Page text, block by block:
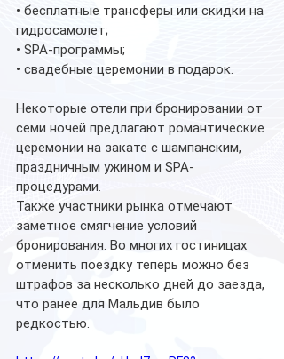
• бесплатные трансферы или скидки на
гидросамолет;
• SPA-программы;
• свадебные церемонии в подарок.
Некоторые отели при бронировании от
семи ночей предлагают романтические
церемонии на закате с шампанским,
праздничным ужином и SPA-
процедурами.
Также участники рынка отмечают
заметное смягчение условий
бронирования. Во многих гостиницах
отменить поездку теперь можно без
штрафов за несколько дней до заезда,
что ранее для Мальдив было
редкостью.